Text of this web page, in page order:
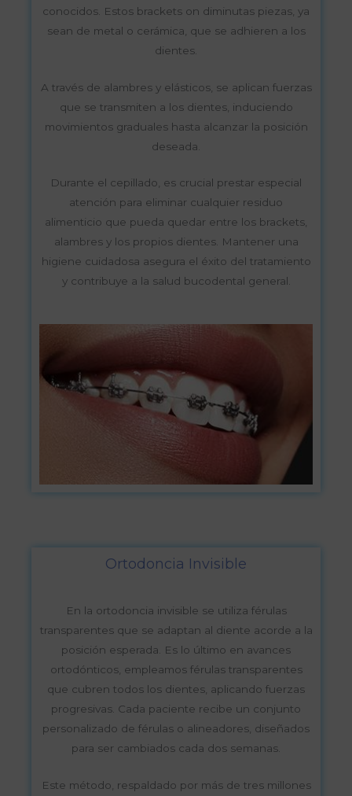
conocidos. Estos brackets on diminutas piezas, ya
sean de metal o cerámica, que se adhieren a los
dientes.
A través de alambres y elásticos, se aplican fuerzas
que se transmiten a los dientes, induciendo
movimientos graduales hasta alcanzar la posición
deseada.
Durante el cepillado, es crucial prestar especial
atención para eliminar cualquier residuo
alimenticio que pueda quedar entre los brackets,
alambres y los propios dientes. Mantener una
higiene cuidadosa asegura el éxito del tratamiento
y contribuye a la salud bucodental general.
Ortodoncia Invisible
En la ortodoncia invisible se utiliza férulas
transparentes que se adaptan al diente acorde a la
posición esperada. Es lo último en avances
ortodónticos, empleamos férulas transparentes
que cubren todos los dientes, aplicando fuerzas
progresivas. Cada paciente recibe un conjunto
personalizado de férulas o alineadores, diseñados
para ser cambiados cada dos semanas.
Este método, respaldado por más de tres millones